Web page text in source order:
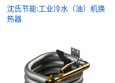
沈氏节能:工业冷水（油）机换
热器